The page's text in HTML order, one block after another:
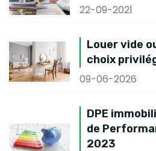
22-09-2021
Louer vide
choix
09-06-2026
DPE
de
2023